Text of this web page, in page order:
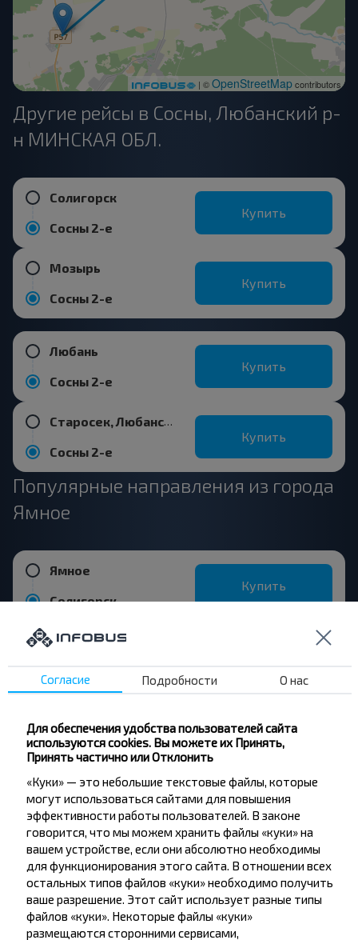
| ©OpenStreetMapcontributors
Другие рейсы в Сосны, Любанский р-
н МИНСКАЯ ОБЛ.
Солигорск
Сосны 2-е
Купить
Мозырь
Сосны 2-е
Купить
Любань
Сосны 2-е
Купить
Старосек, Любанский р-н МИНСКАЯ ОБЛ. Беларусь
Сосны 2-е
Купить
Популярные направления из города
Ямное
Ямное
Солигорск
Купить
Ямное
Наровля
Ямное
Шипиловичи, Любанский р-н МИНСКАЯ ОБЛ. Беларусь
Купить
Ямное
Речица
Купить
Хотите
Согласие Подробности О нас
Для обеспечения удобства пользователей сайта
используются cookies. Вы можете их Принять,
Принять частично или Отклонить
«Куки» — это небольшие текстовые файлы, которые
могут использоваться сайтами для повышения
эффективности работы пользователей. В законе
говорится, что мы можем хранить файлы «куки» на
вашем устройстве, если они абсолютно необходимы
для функционирования этого сайта. В отношении всех
остальных типов файлов «куки» необходимо получить
ваше разрешение. Этот сайт использует разные типы
файлов «куки». Некоторые файлы «куки»
размещаются сторонними сервисами,